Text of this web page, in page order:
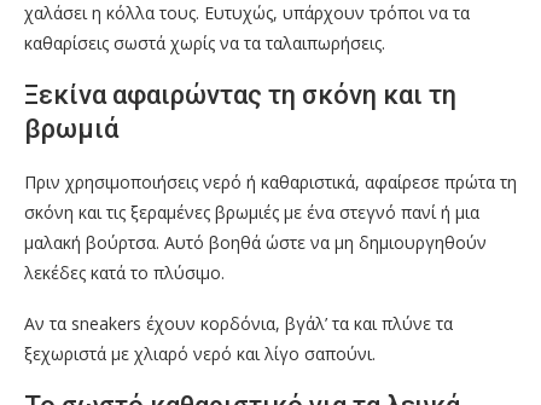
χαλάσει η κόλλα τους. Ευτυχώς, υπάρχουν τρόποι να τα
καθαρίσεις σωστά χωρίς να τα ταλαιπωρήσεις.
Ξεκίνα αφαιρώντας τη σκόνη και τη
βρωμιά
Πριν χρησιμοποιήσεις νερό ή καθαριστικά, αφαίρεσε πρώτα τη
σκόνη και τις ξεραμένες βρωμιές με ένα στεγνό πανί ή μια
μαλακή βούρτσα. Αυτό βοηθά ώστε να μη δημιουργηθούν
λεκέδες κατά το πλύσιμο.
Αν τα sneakers έχουν κορδόνια, βγάλ’ τα και πλύνε τα
ξεχωριστά με χλιαρό νερό και λίγο σαπούνι.